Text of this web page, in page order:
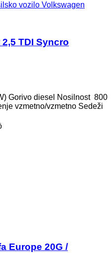
vozilo Volkswagen
TDI Syncro
Gorivo diesel Nosilnost 800
vzmetno/vzmetno Sedeži
Europe 20G /